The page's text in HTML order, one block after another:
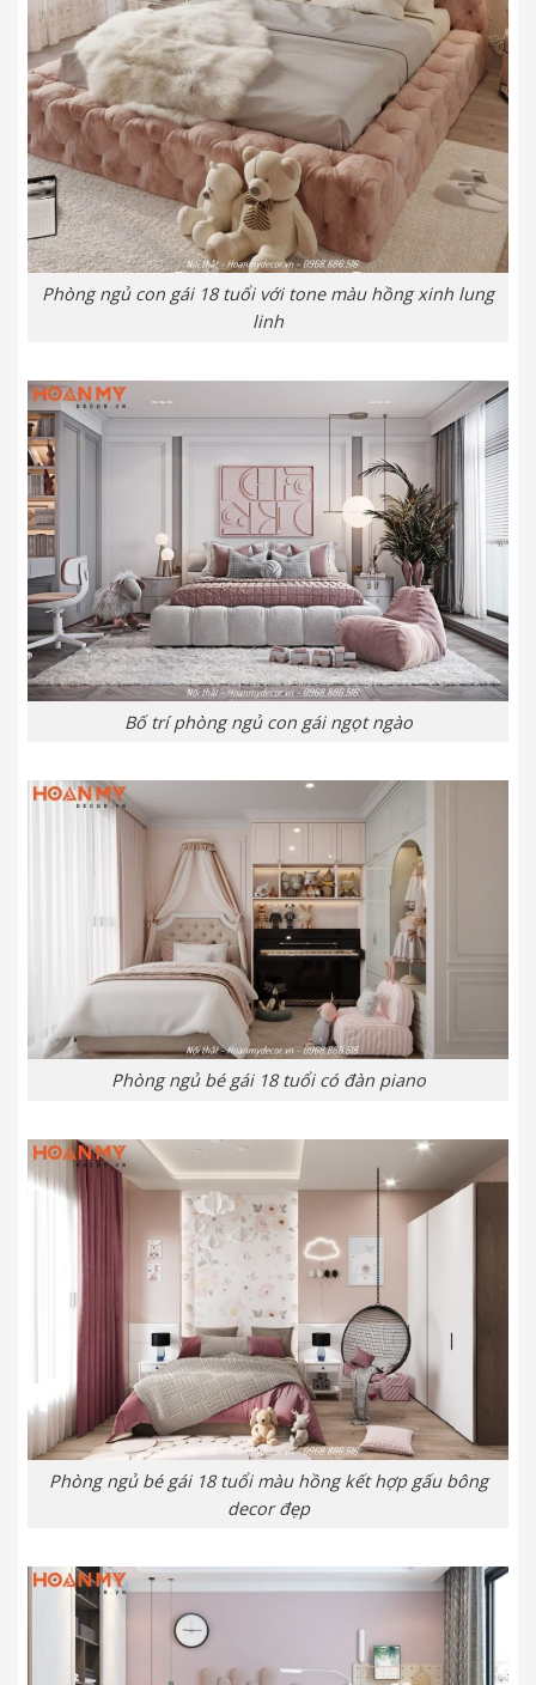
Phòng ngủ con gái 18 tuổi với tone màu hồng xinh lung
linh
Bố trí phòng ngủ con gái ngọt ngào
Phòng ngủ bé gái 18 tuổi có đàn piano
Phòng ngủ bé gái 18 tuổi màu hồng kết hợp gấu bông
decor đẹp